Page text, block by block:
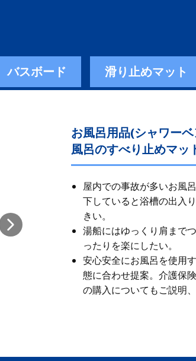
バスボード 滑り止めマット
お風呂用品(シャワー
風呂のすべり止めマッ
屋内での事故が多いお風
下していると浴槽の出入
きい。
湯船にはゆっくり肩まで
ったりを楽にしたい。
安心安全にお風呂を使用
態に合わせ提案。 ​ 介護保
の購入についてもご説明